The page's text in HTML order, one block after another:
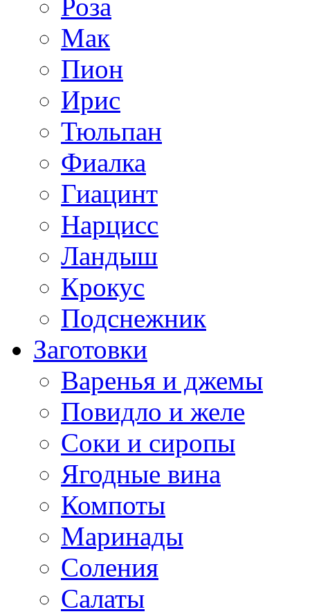
Роза
Мак
Пион
Ирис
Тюльпан
Фиалка
Гиацинт
Нарцисс
Ландыш
Крокус
Подснежник
Заготовки
Варенья и джемы
Повидло и желе
Соки и сиропы
Ягодные вина
Компоты
Маринады
Соления
Салаты